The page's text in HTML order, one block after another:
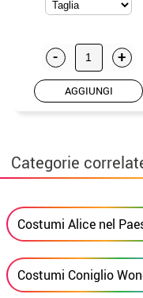
- +
AGGIUNGI
Categorie
Costumi Alice nel
Costumi Coniglio